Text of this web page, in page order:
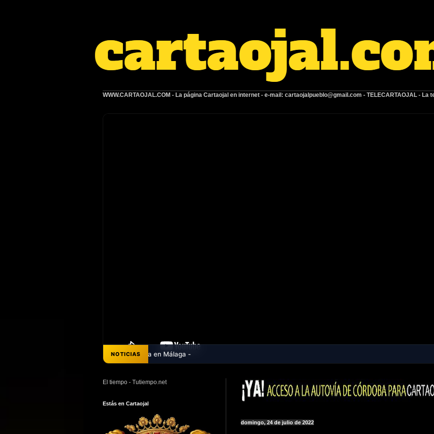
WWW.CARTAOJAL.COM - La página Cartaojal en internet - e-mail: cartaojalpueblo@gmail.com - TELECARTAOJAL - La
NOTICIAS
domingo, 24 de julio de 2022
El tiempo - Tutiempo.net
Estás en Cartaojal